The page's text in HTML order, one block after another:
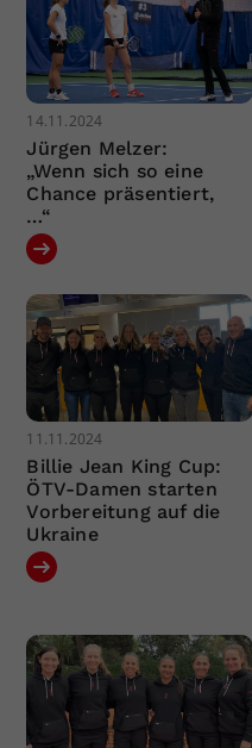
14.11.2024
Jürgen Melzer:
„Wenn sich so eine
Chance präsentiert,
…“
11.11.2024
Billie Jean King Cup:
ÖTV-Damen starten
Vorbereitung auf die
Ukraine